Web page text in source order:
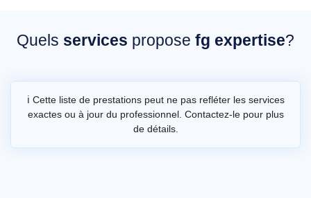
Quels services propose fg expertise?
ℹ️ Cette liste de prestations peut ne pas refléter les services
exactes ou à jour du professionnel. Contactez-le pour plus
de détails.